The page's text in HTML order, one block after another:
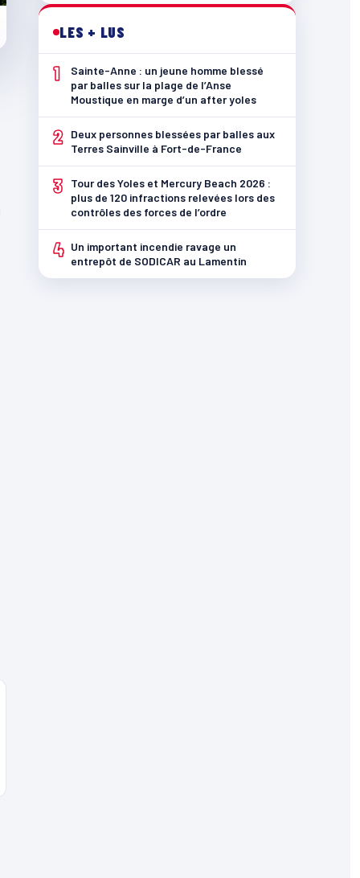
LES + LUS
1
Sainte-Anne : un jeune homme blessé
par balles sur la plage de l’Anse
Moustique en marge d’un after yoles
2
Deux personnes blessées par balles aux
Terres Sainville à Fort-de-France
3
Tour des Yoles et Mercury Beach 2026 :
plus de 120 infractions relevées lors des
contrôles des forces de l’ordre
4 Un important incendie ravage un
entrepôt de SODICAR au Lamentin